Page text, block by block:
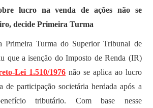
lucro na venda de ações não se
decide Primeira Turma
Primeira Turma do Superior Tribunal de
que a isenção do Imposto de Renda (IR)
Lei 1.510/1976 não se aplica ao lucro
de participação societária herdada após a
tributário. Com base nesse